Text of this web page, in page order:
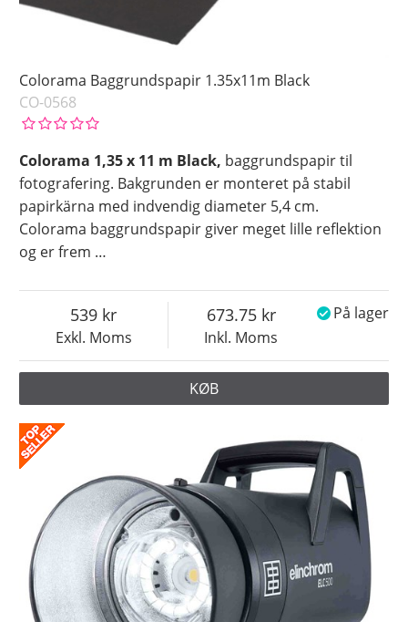
Colorama Baggrundspapir 1.35x11m Black
CO-0568
Colorama 1,35 x 11 m Black, baggrundspapir til
fotografering. Bakgrunden er monteret på stabil
papirkärna med indvendig diameter 5,4 cm.
Colorama baggrundspapir giver meget lille reflektion
og er frem …
Exkl. Moms
539
Inkl. Moms
673.75 På lager
KØB